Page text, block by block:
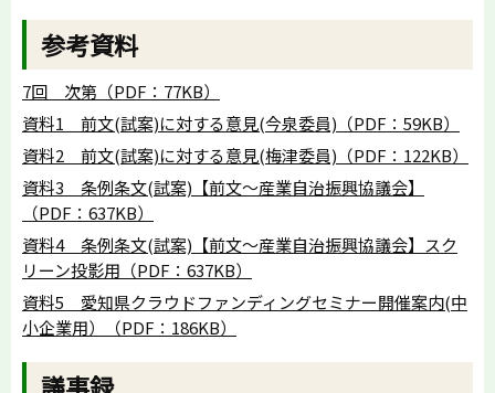
参考資料
7回 次第（PDF：77KB）
資料1 前文(試案)に対する意見(今泉委員)（PDF：59KB）
資料2 前文(試案)に対する意見(梅津委員)（PDF：122KB）
資料3 条例条文(試案)【前文～産業自治振興協議会】
（PDF：637KB）
資料4 条例条文(試案)【前文～産業自治振興協議会】スク
リーン投影用（PDF：637KB）
資料5 愛知県クラウドファンディングセミナー開催案内(中
小企業用）（PDF：186KB）